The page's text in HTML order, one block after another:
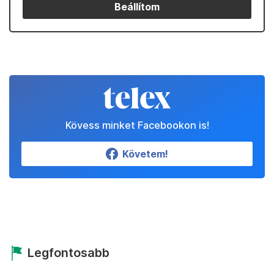
Beállítom
Kövess minket Facebookon is!
Követem!
Legfontosabb